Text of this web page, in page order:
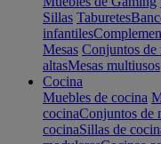
Sillas Taburetes
infantiles
Mesas Conjuntos de
altasMesas multiusos
Cocina
Muebles de cocina
cocinaConjuntos de
cocinaSillas de